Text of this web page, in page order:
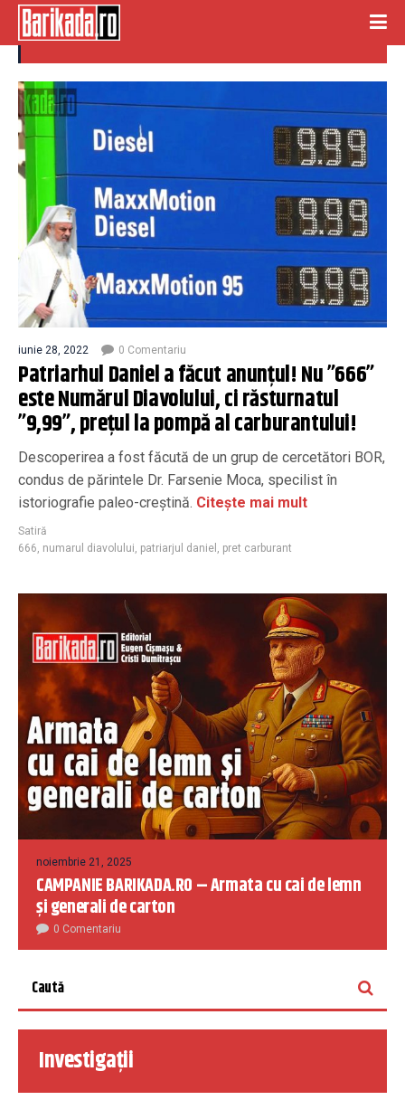
numarul diavolului
iunie 28, 2022 0 Comentariu
Patriarhul Daniel a făcut anunțul! Nu ”666”
este Numărul Diavolului, ci răsturnatul
”9,99”, prețul la pompă al carburantului!
Descoperirea a fost făcută de un grup de cercetători BOR,
condus de părintele Dr. Farsenie Moca, specilist în
istoriografie paleo-creștină. Citește mai mult
Satiră
666, numarul diavolului, patriarjul daniel , pret carburant
noiembrie 21, 2025
CAMPANIE BARIKADA.RO – Armata cu cai de lemn
și generali de carton
0 Comentariu
Investigații